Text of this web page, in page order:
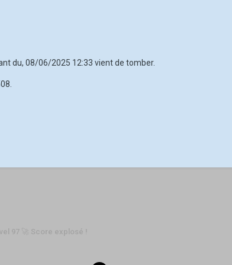
du, 08/06/2025 12:33 vient de tomber.
97 🚀 Score explosé !